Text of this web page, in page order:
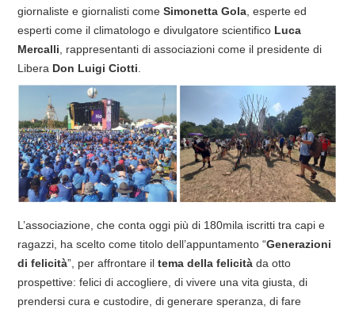
giornaliste e giornalisti come Simonetta Gola, esperte ed
esperti come il climatologo e divulgatore scientifico Luca
Mercalli, rappresentanti di associazioni come il presidente di
Libera Don Luigi Ciotti.
L’associazione, che conta oggi più di 180mila iscritti tra capi e
ragazzi, ha scelto come titolo dell’appuntamento “Generazioni
di felicità”, per affrontare il tema della felicità da otto
prospettive: felici di accogliere, di vivere una vita giusta, di
prendersi cura e custodire, di generare speranza, di fare